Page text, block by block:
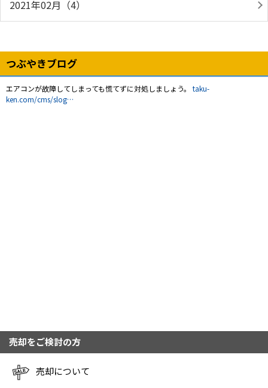
2021年02月（4）
つぶやきブログ
売却をご検討の方
売却について